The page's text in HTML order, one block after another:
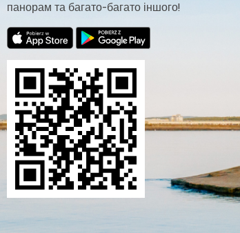
панорам та багато-багато іншого!